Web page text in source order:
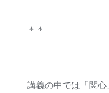
＊＊
講義の中では「関